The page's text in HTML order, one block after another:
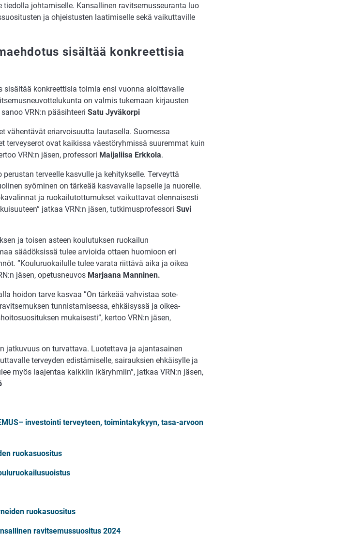
johtamiselle. Kansallinen ravitsemusseuranta luo
ja ohjeistusten laatimiselle sekä vaikuttaville
sisältää konkreettisia
sisältää konkreettisia toimia ensi vuonna aloittavalle
on valmis tukemaan kirjausten
VRN:n pääsihteeri Satu Jyväkorpi
vähentävät eriarvoisuutta lautasella. Suomessa
terveyserot ovat kaikissa väestöryhmissä suuremmat kuin
VRN:n jäsen, professori Maijaliisa Erkkola.
terveelle kasvulle ja kehitykselle. Terveyttä
syöminen on tärkeää kasvavalle lapselle ja nuorelle.
ja ruokailutottumukset vaikuttavat olennaisesti
jatkaa VRN:n jäsen, tutkimusprofessori Suvi
ja toisen asteen koulutuksen ruokailun
säädöksissä tulee arvioida ottaen huomioon eri
”Kouluruokailulle tulee varata riittävä aika ja oikea
jäsen, opetusneuvos Marjaana Manninen.
hoidon tarve kasvaa ”On tärkeää vahvistaa sote-
tunnistamisessa, ehkäisyssä ja oikea-
mukaisesti”, kertoo VRN:n jäsen,
jatkuvuus on turvattava. Luotettava ja ajantasainen
terveyden edistämiselle, sairauksien ehkäisylle ja
myös laajentaa kaikkiin ikäryhmiin”, jatkaa VRN:n jäsen,
investointi terveyteen, toimintakykyyn, tasa-arvoon
ruokasuositus
ruokasuositus
ravitsemussuositus 2024